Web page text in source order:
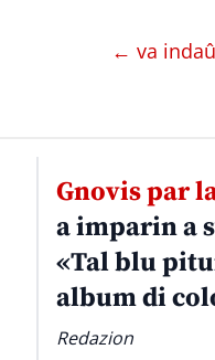
← va
Gnovis par
a imparin a
«Tal blu
album di
Redazion